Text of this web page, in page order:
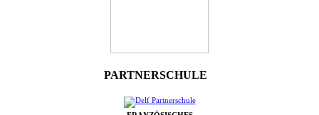
PARTNERSCHULE